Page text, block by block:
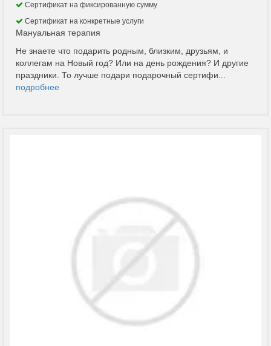
Сертификат на фиксированную сумму
Сертификат на конкретные услуги
Мануальная терапия
Не знаете что подарить родным, близким, друзьям, и
коллегам на Новый год? Или на день рождения? И другие
праздники. То лучше подари подарочный сертифи...
подробнее